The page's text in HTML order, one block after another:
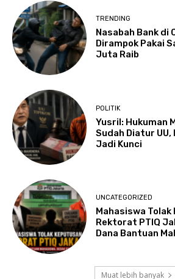
TRENDING
Nasabah Bank di
Dirampok Pakai
Juta Raib
POLITIK
Yusril: Hukuman
Sudah Diatur
Jadi Kunci
UNCATEGORIZED
Mahasiswa Tolak
Rektorat PTIQ
Dana Bantuan
Muat lebih banyak